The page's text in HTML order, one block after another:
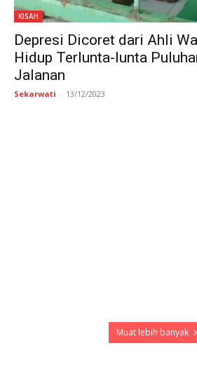
KISAH
Depresi Dicoret dari Ahli
Hidup Terlunta-lunta
Jalanan
Sekarwati - 13/12/2023
Muat lebih banyak